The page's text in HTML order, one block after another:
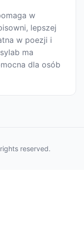
w
lepszej
w poezji i
ma
dla osób
reserved.